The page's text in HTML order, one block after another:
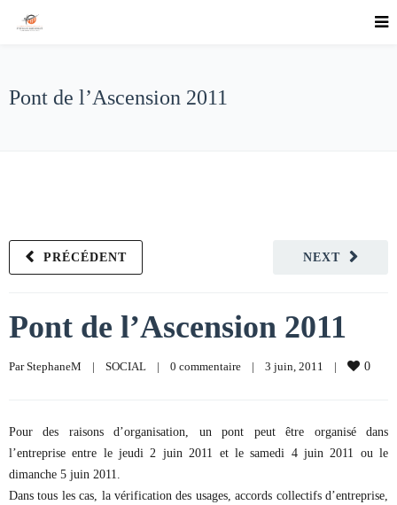
Pont de l’Ascension 2011
NEXT
PRÉCÉDENT
Pont de l’Ascension 2011
Par StephaneM | SOCIAL | 0 commentaire | 3 juin, 2011 | 0
Pour des raisons d’organisation, un pont peut être organisé dans
l’entreprise entre le jeudi 2 juin 2011 et le samedi 4 juin 2011 ou le
dimanche 5 juin 2011.
Dans tous les cas, la vérification des usages, accords collectifs d’entreprise,